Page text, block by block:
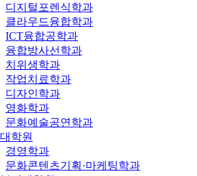
디지털포렌식학과
클라우드융합학과
ICT융합공학과
융합방사선학과
치위생학과
작업치료학과
디자인학과
영화학과
문화예술공연학과
학원
경영학과
문화콘텐츠기획·마케팅학과